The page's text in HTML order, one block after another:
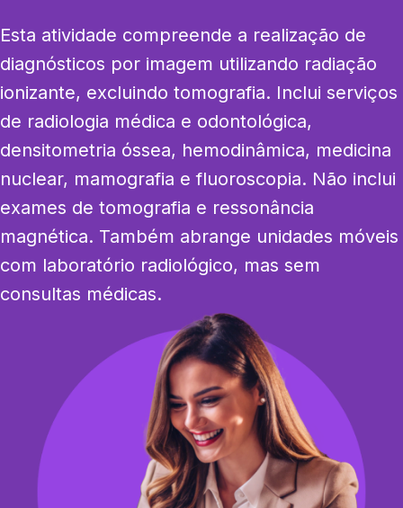
Esta atividade compreende a realização de
diagnósticos por imagem utilizando radiação
ionizante, excluindo tomografia. Inclui serviços
de radiologia médica e odontológica,
densitometria óssea, hemodinâmica, medicina
nuclear, mamografia e fluoroscopia. Não inclui
exames de tomografia e ressonância
magnética. Também abrange unidades móveis
com laboratório radiológico, mas sem
consultas médicas.